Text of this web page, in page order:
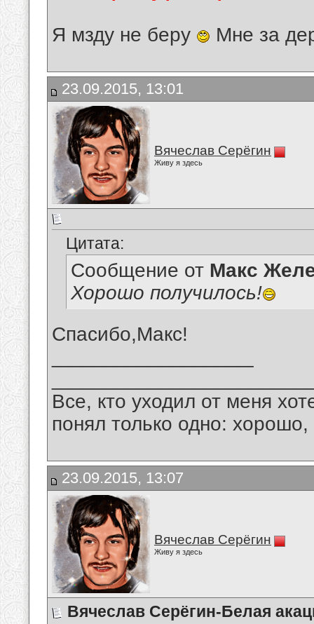
Я мзду не беру Мне за
23.09.2015, 13:01
Вячеслав Серёгин
Живу я здесь
Цитата:
Сообщение от Макс
Хорошо получилось!
Спасибо,Макс!
Все, кто уходил от меня
понял только одно:
23.09.2015, 13:07
Вячеслав Серёгин
Живу я здесь
Вячеслав Серёгин-Белая